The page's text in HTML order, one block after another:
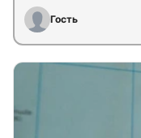
Гость